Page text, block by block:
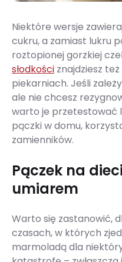
Niektóre wersje
cukru, a zamiast lukru
roztopionej gorzkiej
słodkości znajdziesz
piekarniach. Jeśli
ale nie chcesz
warto je przetestować
pączki w domu,
zamienników.
Pączek na
umiarem
Warto się zastanowić,
czasach, w których
marmoladą dla